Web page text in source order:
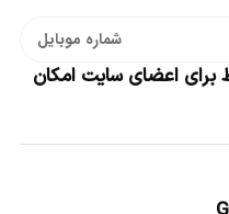
اعضای سایت امکان